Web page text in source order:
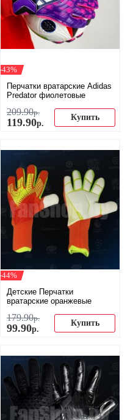
-43%
Перчатки вратарские Adidas
Predator фиолетовые
209.90р.
119.90р.
Купить
-44%
Детские Перчатки
вратарские оранжевые
179.90р.
99.90р.
Купить